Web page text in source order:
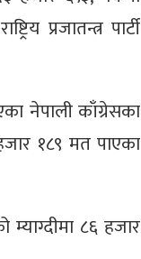
प्रजातन्त्र पार्टी
नेपाली काँग्रेसका
१८९ मत पाएका
म्याग्दीमा ८६ हजार